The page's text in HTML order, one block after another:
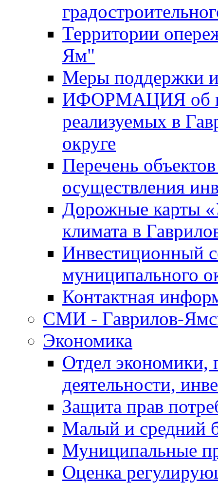
Территории
Ям"
Меры поддержки
ИФОРМАЦИЯ об
реализуемых в
округе
Перечень
осуществления
Дорожные карты
климата в
Инвестиционный
муниципального
Контактная
СМИ - Гаврилов-
Экономика
Отдел экономики,
деятельности,
Защита прав
Малый и средний
Муниципальные
Оценка